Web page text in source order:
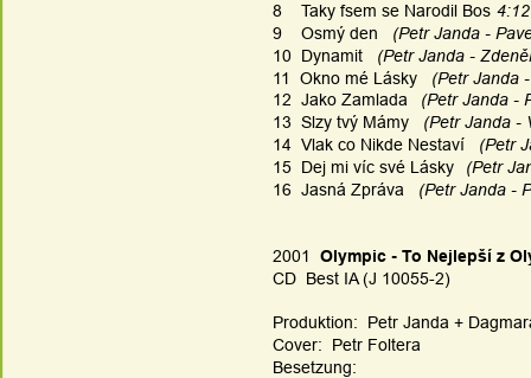
8    Taky fsem se Narodil Bos 4:12
9    Osmý den
(Petr Janda -
10  Dynamit
(Petr Janda -
11  Okno mé Lásky
(Petr Janda
12  Jako Zamlada
(Petr Janda -
13  Slzy tvý Mámy
(Petr Janda -
14  Vlak co Nikde Nestaví
(Petr
15  Dej mi víc své Lásky
(Petr
16  Jasná Zpráva
(Petr Janda -
2001 Olympic - To Nejlepší z
CD  Best IA (J 10055-2)
Produktion:  Petr Janda +
Cover:  Petr Foltera
Besetzung: